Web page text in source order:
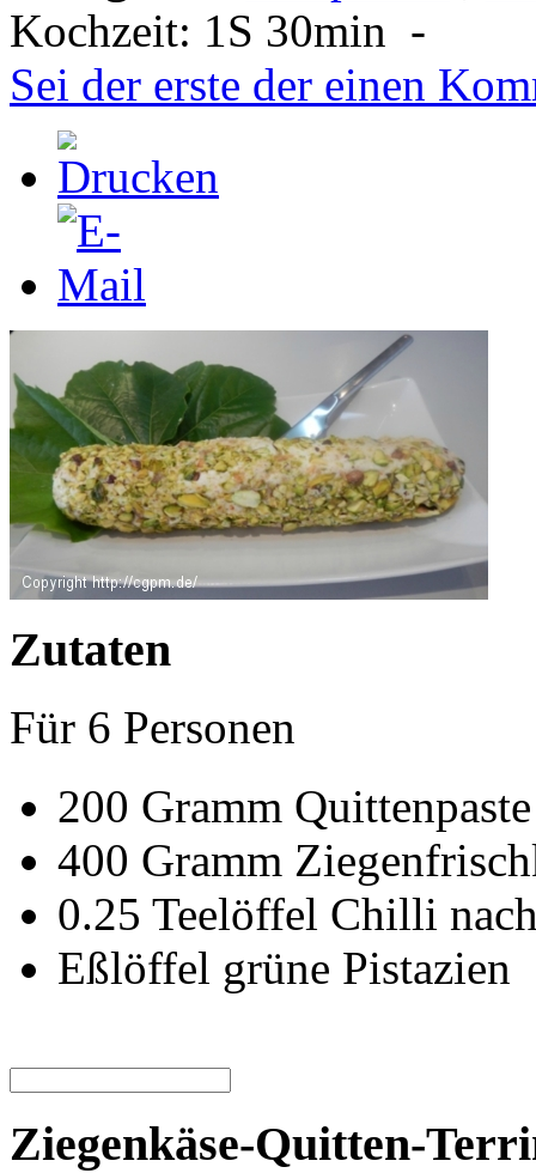
Kochzeit: 1S 30min -
Sei der erste der einen
Zutaten
Für 6 Personen
200 Gramm Quittenpaste
400 Gramm
0.25 Teelöffel Chilli
Eßlöffel grüne Pistazien
Ziegenkäse-Quitten-